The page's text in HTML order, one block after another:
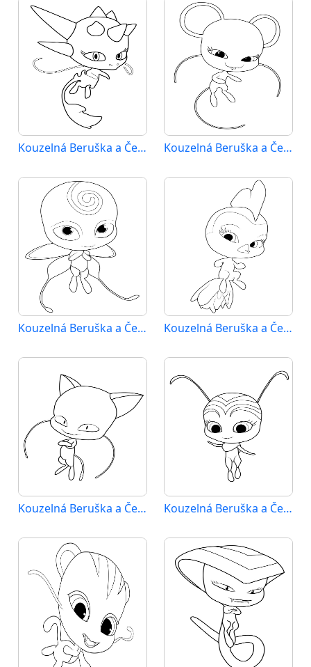
Kouzelná Beruška a Černý Kocour (3) Kouzelná Beruška a Černý Kocour (4)
Kouzelná Beruška a Černý Kocour (5) Kouzelná Beruška a Černý Kocour (6)
Kouzelná Beruška a Černý Kocour (7) Kouzelná Beruška a Černý Kocour (8)